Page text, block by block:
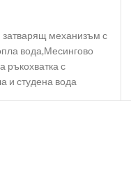
затварящ механизъм с
вода,Месингово
ръкохватка с
и студена вода